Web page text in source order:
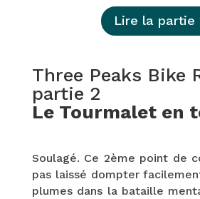
Lire la partie
Three Peaks Bike
partie 2
Le Tourmalet en
Soulagé. Ce 2ème point de
pas laissé dompter
plumes dans la bataille